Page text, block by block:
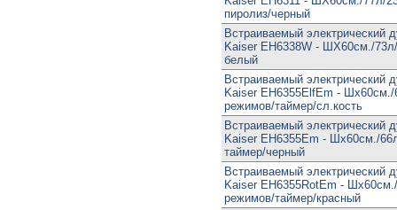
пиролиз/черный
Встраиваемый электрический
Kaiser EH6338W - ШX60см./
белый
Встраиваемый электрический
Kaiser EH6355ElfEm - Шx60см./
режимов/таймер/сл.кость
Встраиваемый электрический
Kaiser EH6355Em - Шx60см./
таймер/черный
Встраиваемый электрический
Kaiser EH6355RotEm -
режимов/таймер/красный